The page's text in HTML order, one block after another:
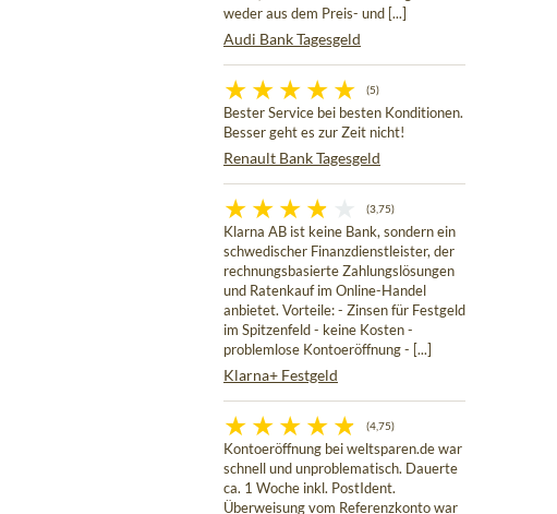
weder aus dem Preis- und [...]
Audi Bank Tagesgeld
(5)
Bester Service bei besten Konditionen.
Besser geht es zur Zeit nicht!
Renault Bank Tagesgeld
(3,75)
Klarna AB ist keine Bank, sondern ein
schwedischer Finanzdienstleister, der
rechnungsbasierte Zahlungslösungen
und Ratenkauf im Online-Handel
anbietet. Vorteile: - Zinsen für Festgeld
im Spitzenfeld - keine Kosten -
problemlose Kontoeröffnung - [...]
Klarna+ Festgeld
(4,75)
Kontoeröffnung bei weltsparen.de war
schnell und unproblematisch. Dauerte
ca. 1 Woche inkl. PostIdent.
Überweisung vom Referenzkonto war